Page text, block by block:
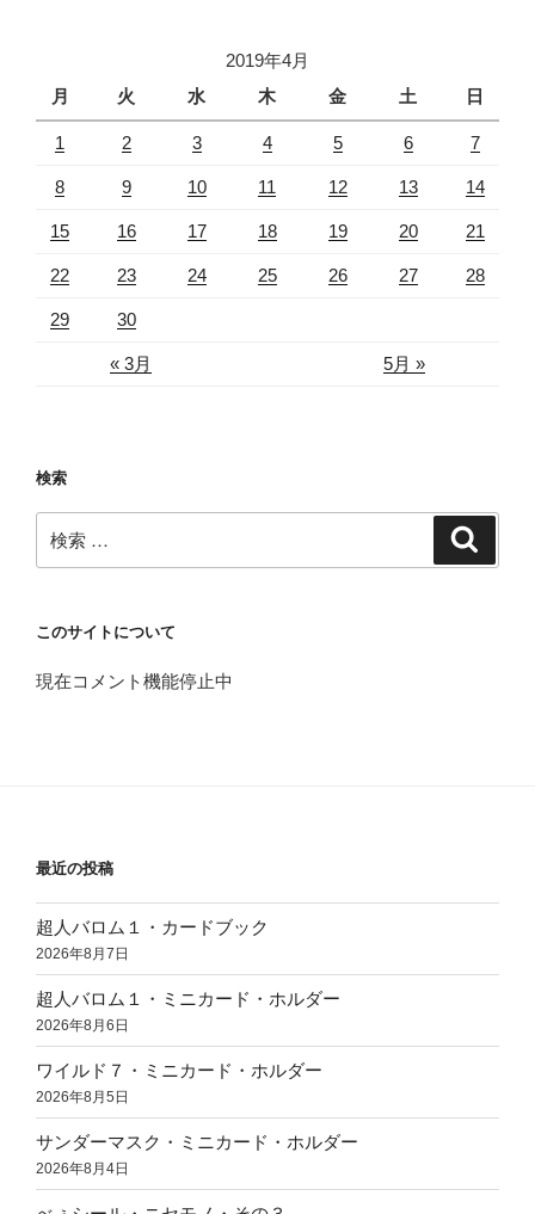
2019年4月
月
火 水 木 金 土 日
« 3月 5月 »
1 2 3 4 5 6 7
8 9 10 11 12 13 14
15 16 17 18 19 20 21
22 23 24 25 26 27 28
29 30
検索
検
索:
このサイトについて
現在コメント機能停止中
最近の投稿
超人バロム１・カードブック
2026年8月7日
超人バロム１・ミニカード・ホルダー
2026年8月6日
ワイルド７・ミニカード・ホルダー
2026年8月5日
サンダーマスク・ミニカード・ホルダー
2026年8月4日